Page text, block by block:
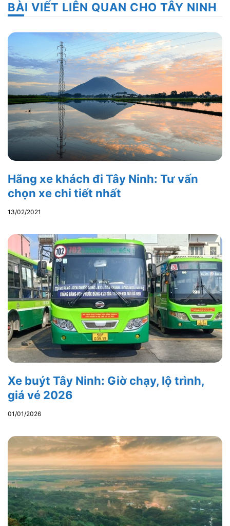
BÀI VIẾT LIÊN QUAN CHO TÂY NINH
Hãng xe khách đi Tây Ninh: Tư vấn
chọn xe chi tiết nhất
13/02/2021
Xe buýt Tây Ninh: Giờ chạy, lộ trình,
giá vé 2026
01/01/2026